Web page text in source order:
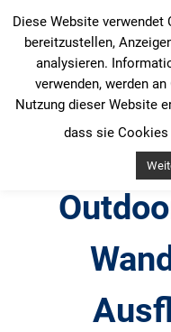
Inhalt
springen
Diese Website
bereitzustellen,
analysieren.
verwenden, werden
Nutzung dieser Website
dass sie Cookies